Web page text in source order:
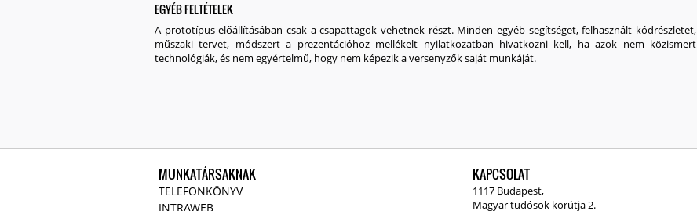
EGYÉB FELTÉTELEK
A prototípus előállításában csak a csapattagok vehetnek részt. Minden egyéb segítséget, felhasznált kódrészletet,
műszaki tervet, módszert a prezentációhoz mellékelt nyilatkozatban hivatkozni kell, ha azok nem közismert
technológiák, és nem egyértelmű, hogy nem képezik a versenyzők saját munkáját.
MUNKATÁRSAKNAK
TELEFONKÖNYV
INTRAWEB
KAPCSOLAT
1117 Budapest,
Magyar tudósok körútja 2.